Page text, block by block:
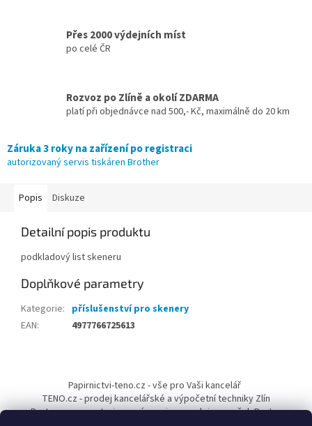
Přes 2000 výdejních míst
po celé ČR
Rozvoz po Zlíně a okolí ZDARMA
platí při objednávce nad 500,- Kč, maximálně do 20 km
Záruka 3 roky na zařízení po registraci
autorizovaný servis tiskáren Brother
Popis Diskuze
Detailní popis produktu
podkladový list skeneru
Doplňkové parametry
Kategorie: příslušenství pro skenery
EAN: 4977766725613
a
Papirnictvi-teno.cz - vše pro Vaši kancelář
TENO.cz - prodej kancelářské a výpočetní techniky Zlín
Pantum-cr.cz - autorizovaný servis a prodejce značek Pantum